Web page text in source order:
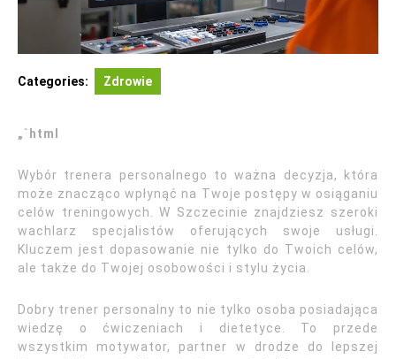
Categories: Zdrowie
„`html
Wybór trenera personalnego to ważna decyzja, która
może znacząco wpłynąć na Twoje postępy w osiąganiu
celów treningowych. W Szczecinie znajdziesz szeroki
wachlarz specjalistów oferujących swoje usługi.
Kluczem jest dopasowanie nie tylko do Twoich celów,
ale także do Twojej osobowości i stylu życia.
Dobry trener personalny to nie tylko osoba posiadająca
wiedzę o ćwiczeniach i dietetyce. To przede
wszystkim motywator, partner w drodze do lepszej